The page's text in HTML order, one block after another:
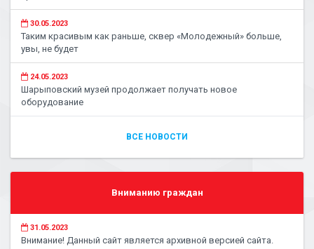
30.05.2023
Таким красивым как раньше, сквер «Молодежный» больше,
увы, не будет
24.05.2023
Шарыповский музей продолжает получать новое
оборудование
ВСЕ НОВОСТИ
Вниманию граждан
31.05.2023
Внимание! Данный сайт является архивной версией сайта.